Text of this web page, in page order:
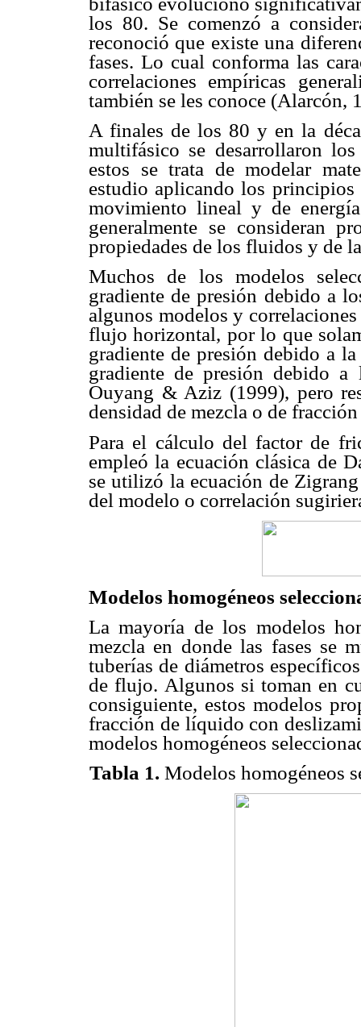
los 80. Se comenzó a
reconoció que existe una
fases. Lo cual conforma las
correlaciones empíricas
también se les conoce (Alarcón,
A finales de los 80 y en la
multifásico se desarrollaron
estos se trata de modelar
estudio aplicando los principios
movimiento lineal y de
generalmente se consideran
propiedades de los fluidos y de
Muchos de los modelos
gradiente de presión debido a
algunos modelos y
flujo horizontal, por lo que
gradiente de presión debido a
gradiente de presión debido a
Ouyang & Aziz (1999), pero
densidad de mezcla o de
Para el cálculo del factor de
empleó la ecuación clásica de
se utilizó la ecuación de
del modelo o correlación
Modelos homogéneos
La mayoría de los modelos
mezcla en donde las fases se
tuberías de diámetros
de flujo. Algunos si toman en
consiguiente, estos modelos
fracción de líquido con
modelos homogéneos
Tabla 1. Modelos homogéneos